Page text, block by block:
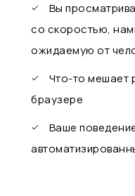
Вы
со скоростью,
ожидаемую от
Что-то мешает
браузере
Ваше